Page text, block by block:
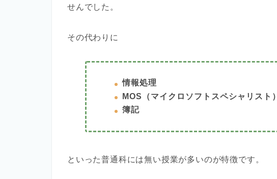
せんでした。
その代わりに
情報処理
MOS（マイクロソフトスペシャリスト）
簿記
といった普通科には無い授業が多いのが特徴です。